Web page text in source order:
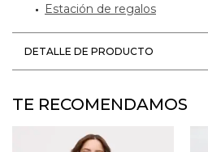
Estación de regalos
DETALLE DE PRODUCTO
TE RECOMENDAMOS